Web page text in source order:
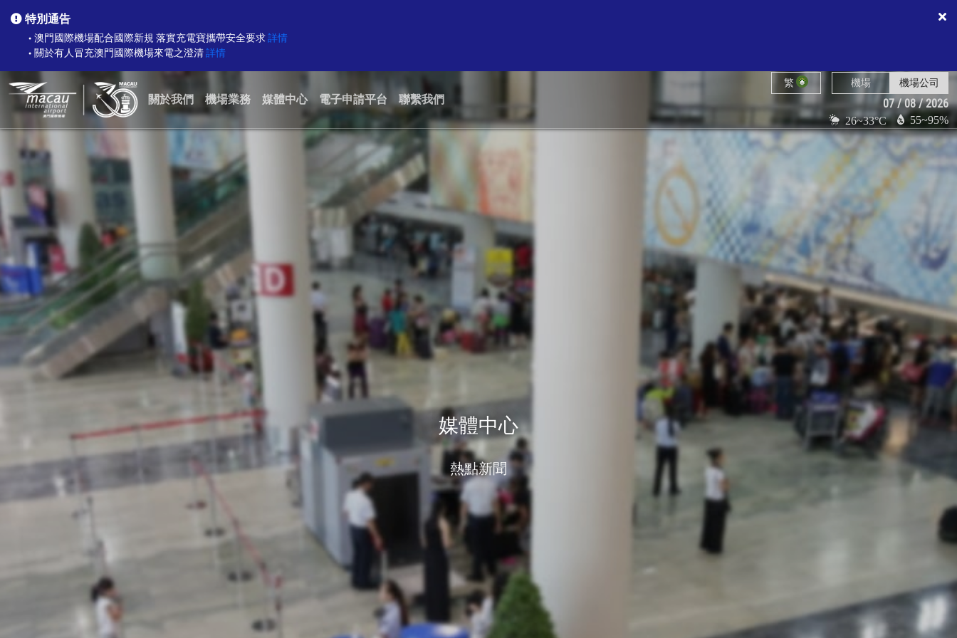
特別通告
● 澳門國際機場配合國際新規 落實充電寶攜帶安全要求詳情
● 關於有人冒充澳門國際機場來電之澄清詳情
關於我們
關於澳門國際機場
城市中的機場
綠色機場
航空公司
機場聯盟
機場業務
貨運
安全
招標及詢價
媒體中心
澳門國際機場月刊
MIA 資料及統計
電子申請平台 聯繫我們
繁 機場 機場公司
07 / 08 / 2026
26~33°C 55~95%
媒體中心
熱點新聞